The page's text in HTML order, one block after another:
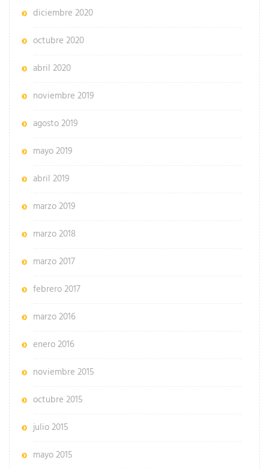
diciembre 2020
octubre 2020
abril 2020
noviembre 2019
agosto 2019
mayo 2019
abril 2019
marzo 2019
marzo 2018
marzo 2017
febrero 2017
marzo 2016
enero 2016
noviembre 2015
octubre 2015
julio 2015
mayo 2015